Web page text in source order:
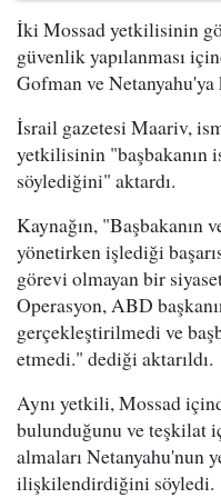
İki Mossad yetkilisinin
güvenlik yapılanması
Gofman ve Netanyahu'ya
İsrail gazetesi Maariv,
yetkilisinin "başbakanın
söylediğini" aktardı.
Kaynağın, "Başbakanın
yönetirken işlediği
görevi olmayan bir
Operasyon, ABD
gerçekleştirilmedi ve
etmedi." dediği aktarıldı.
Aynı yetkili, Mossad
bulunduğunu ve teşkilat
almaları Netanyahu'nun
ilişkilendirdiğini söyledi.